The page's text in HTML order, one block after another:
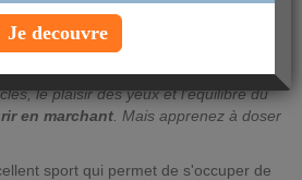
apparition... Partez vous aérer en
marche. La randonnée a l'avantage
le plaisir des yeux et l'équilibre du
en marchant . Mais apprenez à doser
sport qui permet de s'occuper de
Je decouvre